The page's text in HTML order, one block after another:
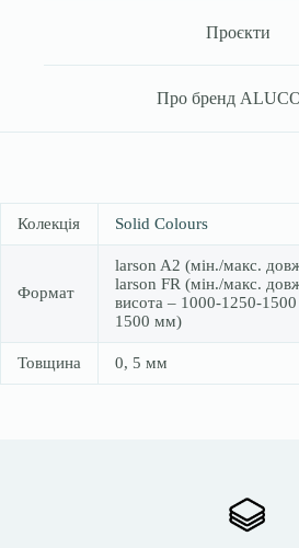
Проєкти
Про бренд
Колекція Solid Colours
Формат
larson A2 (мін./макс.
larson FR (мін./макс.
висота – 1000-1250-
1500 мм)
Товщина 0, 5 мм